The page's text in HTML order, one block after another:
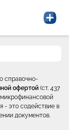
справочно-
офертой (ст. 437
- это содействие в
документов.